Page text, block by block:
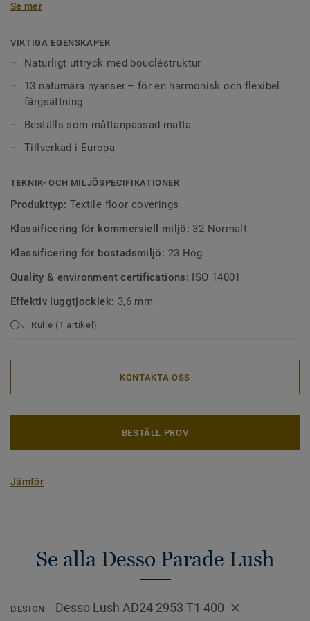
Parade Lush lika bra i lantligt moderna miljöer som i mer
naturtonerna skapar en levande men samtidigt rofylld
atmosfär – idealisk för professionella miljöer där estetik
och funktion går hand i hand.
Se mer
VIKTIGA EGENSKAPER
Naturligt uttryck med boucléstruktur
13 naturnära nyanser – för en harmonisk och flexibel
färgsättning
Beställs som måttanpassad matta
Tillverkad i Europa
TEKNIK- OCH MILJÖSPECIFIKATIONER
Produkttyp: Textile floor coverings
Klassificering för kommersiell miljö: 32 Normalt
Klassificering för bostadsmiljö: 23 Hög
Quality & environment certifications: ISO 14001
Effektiv luggtjocklek: 3,6 mm
Rulle (1 artikel)
KONTAKTA OSS
BESTÄLL PROV
Jämför
Se alla Desso Parade Lush
DESIGN Desso Lush AD24 2953 T1 400